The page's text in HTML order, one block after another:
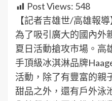
Post Views: 548
【記者吉雄世/高雄報
為了吸引廣大的國內外
夏日活動搶攻市場。高
手頂級冰淇淋品牌
活動，除了有豐富的親
甜品之外，還有戶外泳